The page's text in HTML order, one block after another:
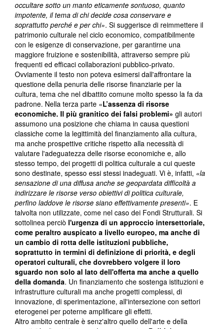
occultare sotto un manto eticamente sontuoso, quanto
impotente, il tema di chi decide cosa conservare e
soprattutto perché e per chi». Si suggerisce di reimmettere il
patrimonio culturale nel ciclo economico, compatibilmente
con le esigenze di conservazione, per garantirne una
maggiore fruizione e sostenibilità, attraverso sempre più
frequenti ed efficaci collaborazioni pubblico-privato.
Ovviamente il testo non poteva esimersi dall'affrontare la
questione della penuria delle risorse finanziarie per la
cultura, tema che nel dibattito comune molto spesso la fa da
padrone. Nella terza parte «L’assenza di risorse
economiche. Il più granitico dei falsi problemi» gli autori
assumono una posizione che chiama in causa questioni
classiche come la legittimità del finanziamento alla cultura,
ma anche prospettive critiche rispetto alla necessità di
valutare l'adeguatezza delle risorse economiche e, allo
stesso tempo, dei progetti di politica culturale a cui queste
sono destinate, spesso essi stessi inadeguati. Vi è, infatti, «la
sensazione di una diffusa anche se geopardata difficoltà a
indirizzare le risorse verso obiettivi di politica culturale,
perfino laddove le risorse siano effettivamente presenti». E
talvolta non utilizzate, come nel caso dei Fondi Strutturali. Si
sottolinea perciò l'urgenza di un approccio intersettoriale,
come peraltro auspicato a livello europeo, ma anche di
un cambio di rotta delle istituzioni pubbliche,
soprattutto in termini di definizione di priorità, e degli
operatori culturali, che dovrebbero volgere il loro
sguardo non solo al lato dell'offerta ma anche a quello
della domanda. Un finanziamento che sostenga istituzioni e
infrastrutture culturali ma anche progetti complessi, di
innovazione, di sperimentazione, all'intersezione con settori
eterogenei per poterne amplificare gli effetti.
Altro ambito centrale è senz'altro quello dell'arte e della